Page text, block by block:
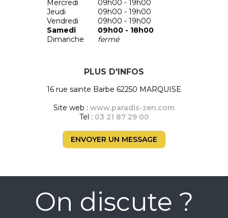
Mercredi
09h00 - 19h00
Jeudi
09h00 - 19h00
Vendredi
09h00 - 19h00
Samedi
09h00 - 18h00
Dimanche
fermé
PLUS D'INFOS
16 rue sainte Barbe 62250 MARQUISE
Site web : www.paradis-zen.com
Tel : 03 21 87 29 00
ENVOYER UN MESSAGE
On discute ?